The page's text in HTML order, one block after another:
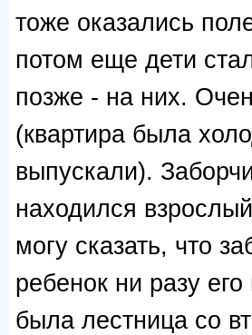
тоже оказались
потом еще дети
позже - на них.
(квартира была
выпускали).
находился
могу сказать, что
ребенок ни разу
была лестница со